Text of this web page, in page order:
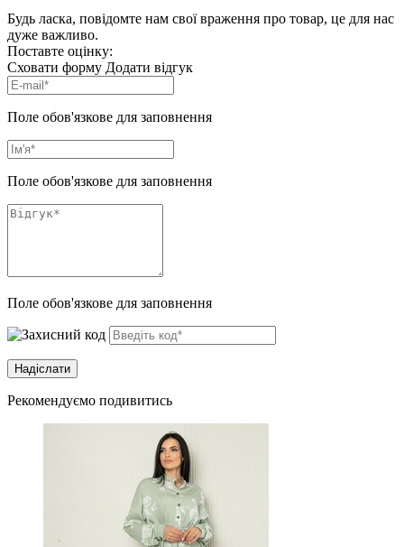
Будь ласка, повідомте нам свої враження про товар, це для нас
дуже важливо.
Поставте оцінку:
Сховати форму Додати відгук
Поле обов'язкове для заповнення
Поле обов'язкове для заповнення
Поле обов'язкове для заповнення
Рекомендуємо подивитись